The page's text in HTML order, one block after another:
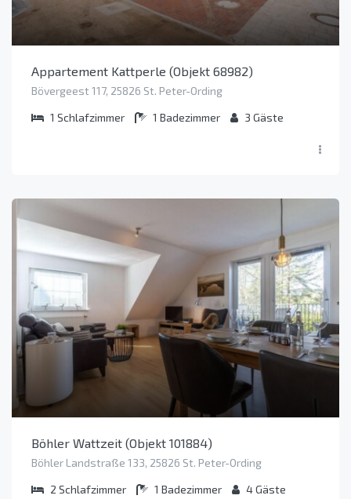
Appartement Kattperle (Objekt 68982)
Bövergeest 117, 25826 St. Peter-Ording
1 Schlafzimmer 1 Badezimmer 3 Gäste
Böhler Wattzeit (Objekt 101884)
Böhler Landstraße 133, 25826 St. Peter-Ording
2 Schlafzimmer 1 Badezimmer 4Gäste